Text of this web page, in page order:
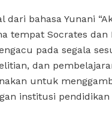
dari bahasa Yunani
tempat Socrates dan
pada segala
dan
untuk
institusi pendidikan